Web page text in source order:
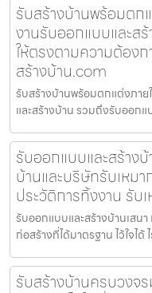
รับสร้างบ้านพร้อมตก
งานรับออกแบบและส
ให้ตรงตามความต้อง
สร้างบ้าน.com
รับสร้างบ้านพร้อมตกแต่งภา
และสร้างบ้าน รวมถึงรับออก
รับออกแบบและสร้าง
บ้านและบริษัทรับเหมา
ประวัติการทิ้งงาน รับ
รับออกแบบและสร้างบ้านเสน
ก่อสร้างที่ได้มาตรฐาน ไว้ใจได้
รับสร้างบ้านครบวงจ